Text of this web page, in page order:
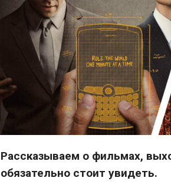
Рассказываем о фильмах,
обязательно стоит увидеть.